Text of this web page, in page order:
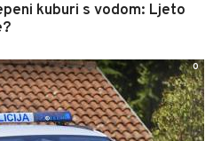
kuburi s vodom: Ljeto
0